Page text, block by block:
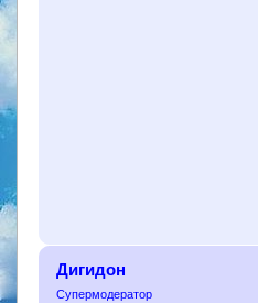
Дигидон
Супермодератор